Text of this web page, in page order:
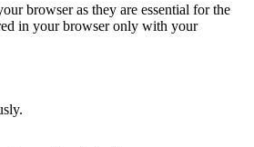
browser as they are essential for the
in your browser only with your